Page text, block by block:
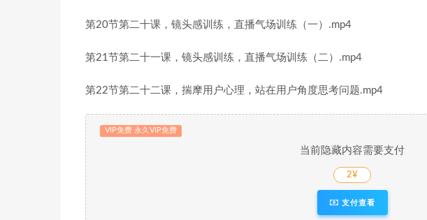
第20节第二十课，镜头感训练，直播气场训练（一）.mp4
第21节第二十一课，镜头感训练，直播气场训练（二）.mp4
第22节第二十二课，揣摩用户心理，站在用户角度思考问题.mp4
VIP免费 永久VIP免费
当前隐藏内容需要支付
2¥
支付查看